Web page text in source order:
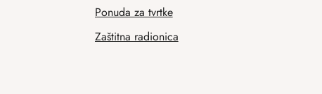
Ponuda za tvrtke
Zaštitna radionica